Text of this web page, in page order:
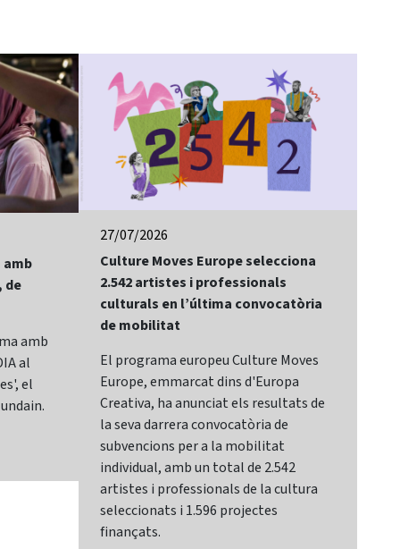
de
amb
al
el
27/07/2026
Culture Moves Europe selecciona
2.542 artistes i professionals
culturals en l’última convocatòria
de mobilitat
El programa europeu Culture Moves
Europe, emmarcat dins d'Europa
Creativa, ha anunciat els resultats de
la seva darrera convocatòria de
subvencions per a la mobilitat
individual, amb un total de 2.542
artistes i professionals de la cultura
seleccionats i 1.596 projectes
finançats.